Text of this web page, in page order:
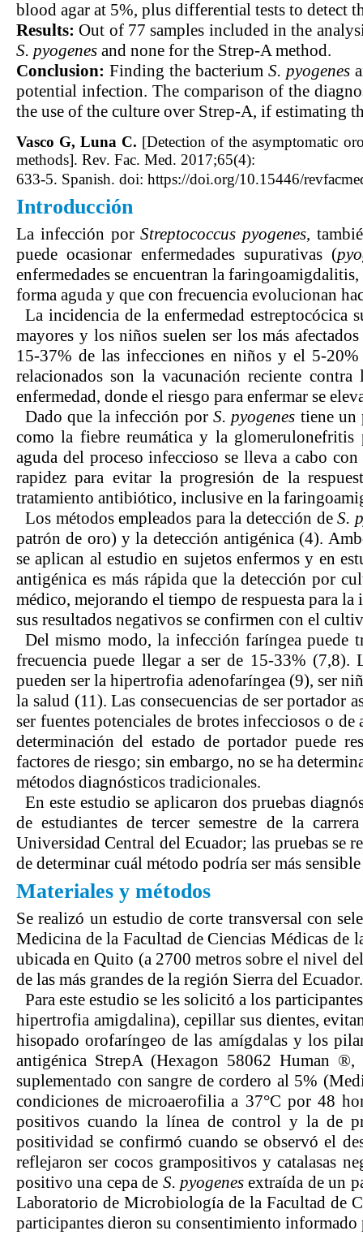
blood agar at 5%, plus differential tests to detect
Results: Out of 77 samples included in the
S. pyogenes and none for the Strep-A method.
Conclusion: Finding the bacterium S. pyogenes
potential infection. The comparison of the
the use of the culture over Strep-A, if estimating
Vasco G, Luna C. [Detection of the asymptomatic
methods]. Rev. Fac. Med. 2017;65(4):
633-5. Spanish. doi: https://doi.org/10.15446/
Introducción
La infección porStreptococcus pyogenes,
puede ocasionar enfermedades supurativas (
enfermedades se encuentran la
forma aguda y que con frecuencia evolucionan
La incidencia de la enfermedad estreptocócica
mayores y los niños suelen ser los más
15-37% de las infecciones en niños y el 5-
relacionados son la vacunación reciente
enfermedad, donde el riesgo para enfermar se
Dado que la infección por S. pyogenes tiene un
como la fiebre reumática y la glomerulonefritis
aguda del proceso infeccioso se lleva a cabo
rapidez para evitar la progresión de la
tratamiento antibiótico, inclusive en la
Los métodos empleados para la detección deS.
patrón de oro) y la detección antigénica (4).
se aplican al estudio en sujetos enfermos y en
antigénica es más rápida que la detección por
médico, mejorando el tiempo de respuesta para
sus resultados negativos se confirmen con el
Del mismo modo, la infección faríngea puede
frecuencia puede llegar a ser de 15-33% (7,8).
pueden ser la hipertrofia adenofaríngea (9), ser
la salud (11). Las consecuencias de ser portador
ser fuentes potenciales de brotes infecciosos o
determinación del estado de portador puede
factores de riesgo; sin embargo, no se ha
métodos diagnósticos tradicionales.
En este estudio se aplicaron dos pruebas
de estudiantes de tercer semestre de la
Universidad Central del Ecuador; las pruebas se
de determinar cuál método podría ser más
Materiales y métodos
Se realizó un estudio de corte transversal con
Medicina de la Facultad de Ciencias Médicas de
ubicada en Quito (a 2700 metros sobre el nivel
de las más grandes de la región Sierra del Ecuador.
Para este estudio se les solicitó a los
hipertrofia amigdalina), cepillar sus dientes,
hisopado orofaríngeo de las amígdalas y los
antigénica StrepA (Hexagon 58062 Human
suplementado con sangre de cordero al 5%
condiciones de microaerofilia a 37°C por 48
positivos cuando la línea de control y la de
positividad se confirmó cuando se observó el
reflejaron ser cocos grampositivos y catalasas
positivo una cepa de S. pyogenesextraída de un
Laboratorio de Microbiología de la Facultad de
participantes dieron su consentimiento